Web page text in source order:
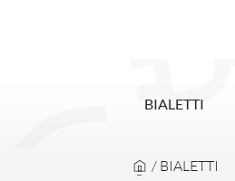
BIALETTI
/ BIALETTI